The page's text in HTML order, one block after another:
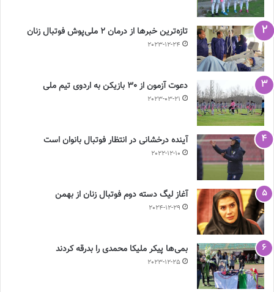
تازه‌ترین خبرها از درمان ۲ ملی‌پوش فوتبال زنان
2023-12-24
دعوت آزمون از 30 بازیکن به اردوی تیم ملی
2023-03-21
آینده درخشانی در انتظار فوتبال بانوان است
2022-12-10
آغاز لیگ دسته دوم فوتبال زنان از بهمن
2024-12-29
بمی‌ها پیکر ملیکا محمدی را بدرقه کردند
2023-12-25